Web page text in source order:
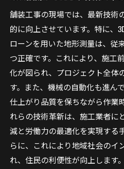
舗装工事が地域経済
住民の生活品質向上
コミュニティへの環
未来の社会を見据え
地域密着型のプロジ
技術の進化が変える舗装
理
プロジェクト管理にお
展
効率的なスケジュール
舗装工事の現場では、最新技術
的に向上させています。特に、
ローンを用いた地形測量は、従
つ正確です。これにより、施工
化が図られ、プロジェクト全体
す。また、機械の自動化も進ん
仕上がり品質を保ちながら作業
れらの技術革新は、施工業者に
減と労働力の最適化を実現する
らに、これにより地域社会のイ
れ、住民の利便性が向上します。